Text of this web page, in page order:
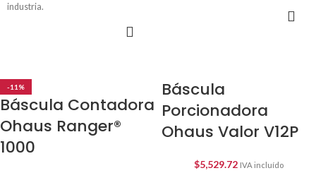
industria.
-11%
Báscula Contadora
Ohaus Ranger®
1000
Báscula
Porcionadora
Ohaus Valor V12P
$5,529.72 IVA incluído